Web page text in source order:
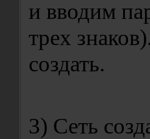
и вводим
трех
создать.
3) Сеть